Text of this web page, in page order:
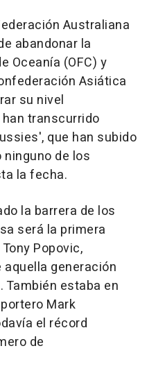
Australiana
abandonar la
Oceanía (OFC) y
Asiática
su nivel
transcurrido
que han subido
ninguno de los
la fecha.
la barrera de los
será la primera
Popovic,
generación
También estaba en
Mark
el récord
de